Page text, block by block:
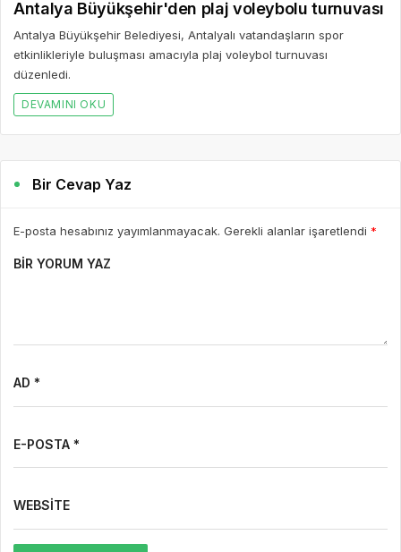
Antalya Büyükşehir'den plaj voleybolu turnuvası
Antalya Büyükşehir Belediyesi, Antalyalı vatandaşların spor
etkinlikleriyle buluşması amacıyla plaj voleybol turnuvası
düzenledi.
DEVAMINI OKU
Bir Cevap Yaz
E-posta hesabınız yayımlanmayacak. Gerekli alanlar işaretlendi *
BIR YORUM YAZ
AD *
E-POSTA *
WEBSITE